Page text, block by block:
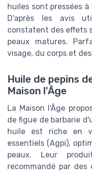
huiles sont pressées
D'après les avis
constatent des effets
peaux matures.
visage, du corps et
Huile de pepins
Maison l'Âge
La Maison l'Âge
de figue de barbarie
huile est riche en
essentiels (Agpi),
peaux. Leur
recommandé par des